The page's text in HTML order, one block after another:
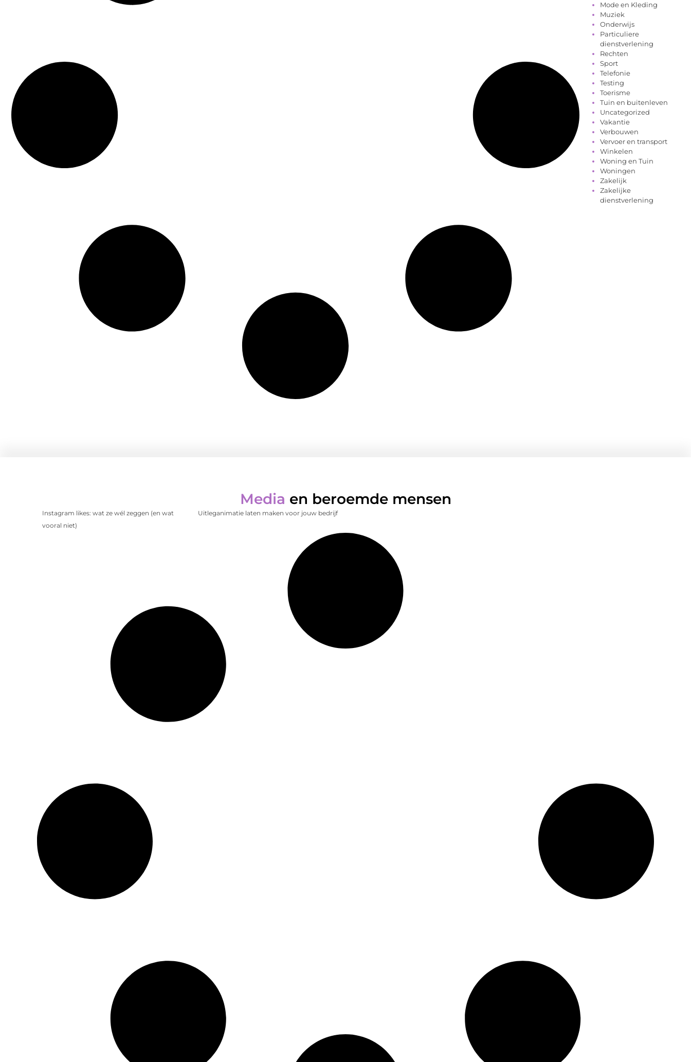
Mode en Kleding
Muziek
Onderwijs
Particuliere
dienstverlening
Rechten
Sport
Telefonie
Testing
Toerisme
Tuin en buitenleven
Uncategorized
Vakantie
Verbouwen
Vervoer en transport
Winkelen
Woning en Tuin
Woningen
Zakelijk
Zakelijke
dienstverlening
Media en beroemde mensen
Instagram likes: wat ze wél zeggen (en wat
vooral niet)
Uitleganimatie laten maken voor jouw bedrijf